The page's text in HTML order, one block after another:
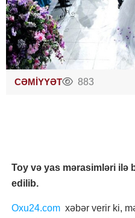
CƏMİYYƏT 883
Toy və yas mərasimləri ilə
edilib.
Oxu24.com xəbər verir ki,